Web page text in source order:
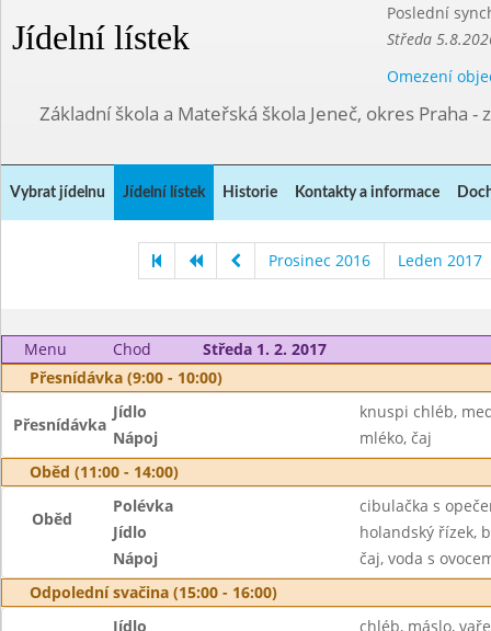
Jídelní lístek
Poslední
Středa
Omezení
Základní škola a Mateřská škola Jeneč, okres Praha -
Vybrat jídelnu Jídelní lístek Historie Kontakty a informace
Prosinec 2016 Leden 2017
Menu Chod
Středa 1. 2. 2017
Přesnídávka (9:00 - 10:00)
Přesnídávka
Jídlo
knuspi chléb,
Nápoj
mléko, čaj
Oběd (11:00 - 14:00)
Oběd
Polévka
cibulačka s
Jídlo
holandský řízek,
Nápoj
čaj, voda s
Odpolední svačina (15:00 - 16:00)
Jídlo
chléb, máslo,